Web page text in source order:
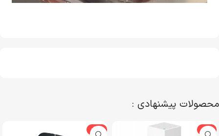
محصولات پیشنهادی :
-4%
-22%